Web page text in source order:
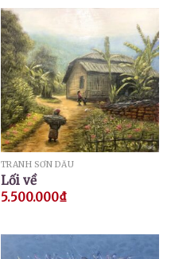
TRANH SƠN DẦU
Lối về
5.500.000₫